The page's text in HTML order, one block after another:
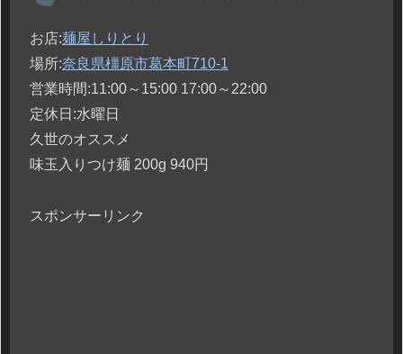
お店:麺屋しりとり
場所:奈良県橿原市葛本町710-1
営業時間:11:00～15:00 17:00～22:00
定休日:水曜日
久世のオススメ
味玉入りつけ麺 200g 940円
スポンサーリンク